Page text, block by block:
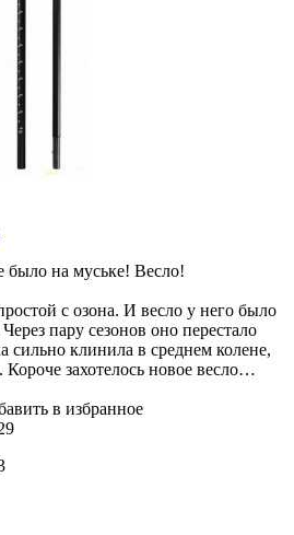
было на муське! Весло!
с озона. И весло у него было
пару сезонов оно перестало
сильно клинила в среднем колене,
Короче захотелось новое весло…
в избранное